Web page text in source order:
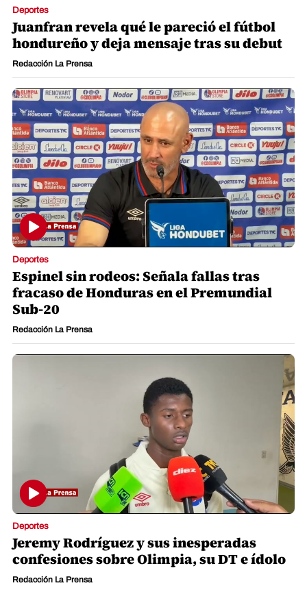
Deportes
Juanfran revela qué le pareció el fútbol
hondureño y deja mensaje tras su debut
Redacción La Prensa
Deportes
Espinel sin rodeos: Señala fallas tras
fracaso de Honduras en el Premundial
Sub-20
Redacción La Prensa
Deportes
Jeremy Rodríguez y sus inesperadas
confesiones sobre Olimpia, su DT e ídolo
Redacción La Prensa